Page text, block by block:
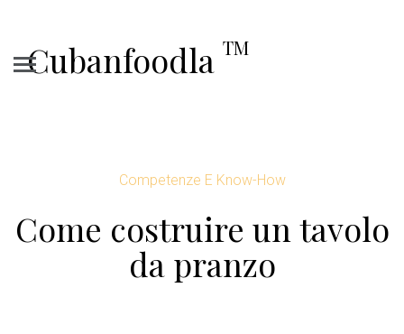
Cubanfoodla TM
Competenze E Know-How
Come costruire un tavolo
da pranzo